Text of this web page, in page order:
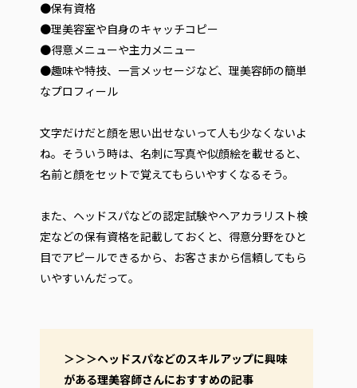
●保有資格
●理美容室や自身のキャッチコピー
●得意メニューや主力メニュー
●趣味や特技、一言メッセージなど、理美容師の簡単
なプロフィール
文字だけだと顔を思い出せないって人も少なくないよ
ね。そういう時は、名刺に写真や似顔絵を載せると、
名前と顔をセットで覚えてもらいやすくなるそう。
また、ヘッドスパなどの認定試験やヘアカラリスト検
定などの保有資格を記載しておくと、得意分野をひと
目でアピールできるから、お客さまから信頼してもら
いやすいんだって。
＞＞＞ヘッドスパなどのスキルアップに興味
がある理美容師さんにおすすめの記事